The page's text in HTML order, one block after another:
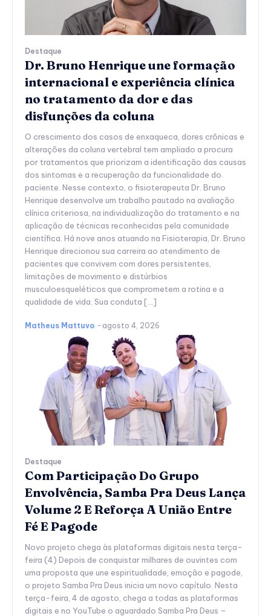
Destaque
Dr. Bruno Henrique une formação
internacional e experiência clínica
no tratamento da dor e das
disfunções da coluna
O crescimento dos casos de enxaqueca, dores crônicas e
alterações da coluna vertebral tem ampliado a procura
por tratamentos que priorizam a identificação das causas
dos sintomas e a recuperação da funcionalidade do
paciente. Nesse contexto, o fisioterapeuta Dr. Bruno
Henrique desenvolve um trabalho pautado na avaliação
clínica criteriosa, na individualização do tratamento e na
aplicação de técnicas reconhecidas pela comunidade
científica. Há nove anos atuando na Fisioterapia, Dr. Bruno
Henrique direcionou sua carreira ao atendimento de
pacientes que convivem com dores persistentes,
limitações de movimento e distúrbios
musculoesqueléticos que comprometem a rotina e a
qualidade de vida. Sua conduta […]
Matheus Mattuvo - agosto 4, 2026
Destaque
Com Participação Do Grupo
Envolvência, Samba Pra Deus Lança
Volume 2 E Reforça A União Entre
Fé E Pagode
Novo projeto chega às plataformas digitais nesta terça-
feira (4) Depois de conquistar milhares de ouvintes com
uma proposta que une espiritualidade, emoção e pagode,
o projeto Samba Pra Deus inicia um novo capítulo. Nesta
terça-feira, 4 de agosto, chega a todas as plataformas
digitais e no YouTube o aguardado Samba Pra Deus –